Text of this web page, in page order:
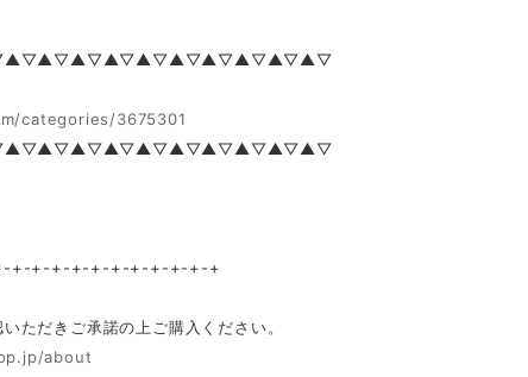
categories/3675301
+-+-+-+-+-+-+-+-+-+-+
ただきご承諾の上ご購入ください。
about